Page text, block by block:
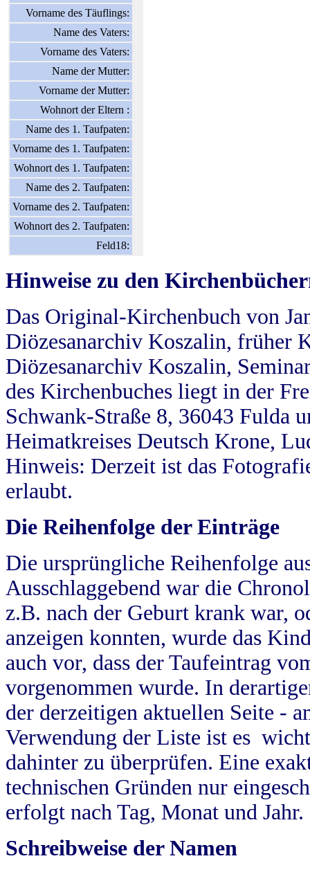
Vorname des Täuflings:
Name des Vaters:
Vorname des Vaters:
Name der Mutter:
Vorname der Mutter:
Wohnort der Eltern :
Name des 1. Taufpaten:
Vorname des 1. Taufpaten:
Wohnort des 1. Taufpaten:
Name des 2. Taufpaten:
Vorname des 2. Taufpaten:
Wohnort des 2. Taufpaten:
Feld18:
Hinweise zu den
Das Original-Kirchenbuch von
Diözesanarchiv Koszalin, früher
Diözesanarchiv Koszalin,
des Kirchenbuches liegt in der
Schwank-Straße 8, 36043 Fulda
Heimatkreises Deutsch Krone,
Hinweis: Derzeit ist das
erlaubt.
Die Reihenfolge der Einträge
Die ursprüngliche Reihenfolge
Ausschlaggebend war die
z.B. nach der Geburt krank war,
anzeigen konnten, wurde das
auch vor, dass der Taufeintrag
vorgenommen wurde. In
der derzeitigen aktuellen Seite -
Verwendung der Liste ist es
dahinter zu überprüfen. Eine
technischen Gründen nur
erfolgt nach Tag, Monat und Jahr.
Schreibweise der Namen